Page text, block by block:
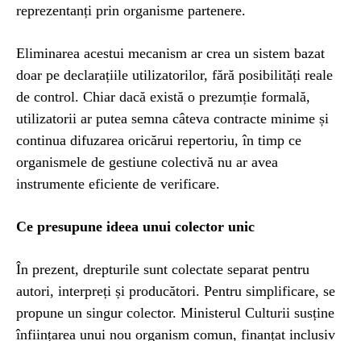
reprezentanți prin organisme partenere.
Eliminarea acestui mecanism ar crea un sistem bazat
doar pe declarațiile utilizatorilor, fără posibilități reale
de control. Chiar dacă există o prezumție formală,
utilizatorii ar putea semna câteva contracte minime și
continua difuzarea oricărui repertoriu, în timp ce
organismele de gestiune colectivă nu ar avea
instrumente eficiente de verificare.
Ce presupune ideea unui colector unic
În prezent, drepturile sunt colectate separat pentru
autori, interpreți și producători. Pentru simplificare, se
propune un singur colector. Ministerul Culturii susține
înființarea unui nou organism comun, finanțat inclusiv